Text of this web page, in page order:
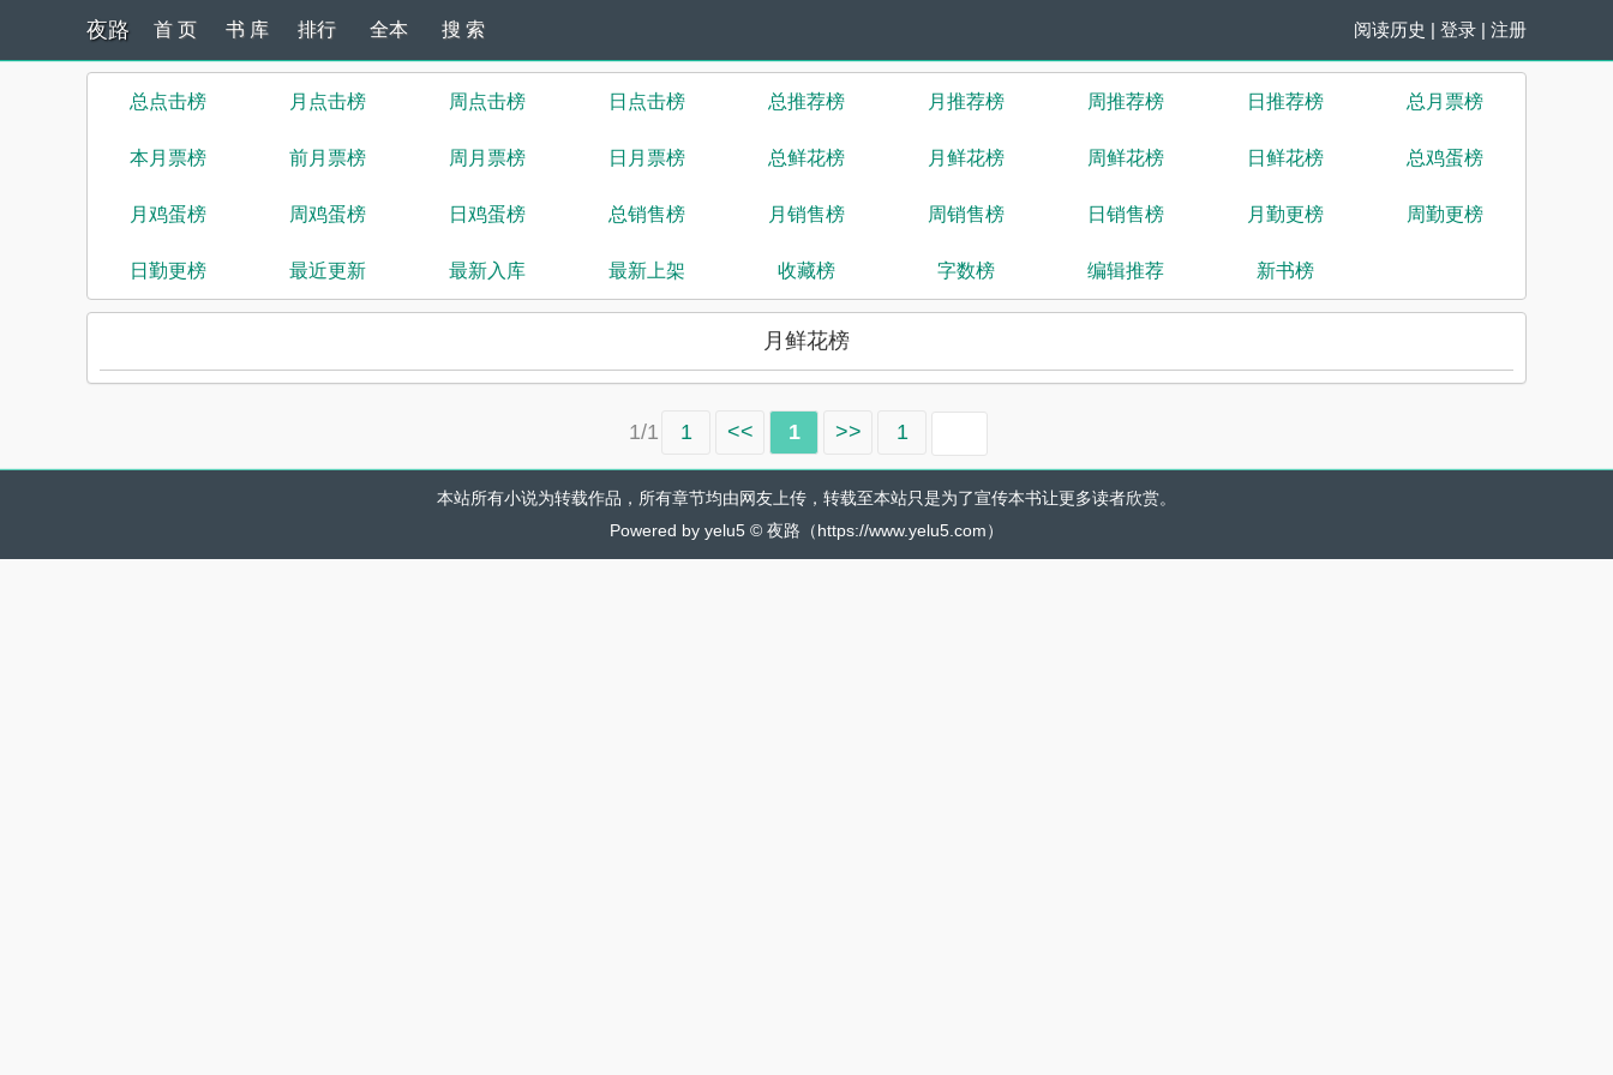
夜路 阅读历史 | 登录 | 注册
首 页 书 库 排行 全本 搜 索
总点击榜 月点击榜 周点击榜 日点击榜 总推荐榜 月推荐榜 周推荐榜 日推荐榜 总月票榜
本月票榜 前月票榜 周月票榜 日月票榜 总鲜花榜 月鲜花榜 周鲜花榜 日鲜花榜 总鸡蛋榜
月鸡蛋榜 周鸡蛋榜 日鸡蛋榜 总销售榜 月销售榜 周销售榜 日销售榜 月勤更榜 周勤更榜
日勤更榜 最近更新 最新入库 最新上架 收藏榜 字数榜 编辑推荐 新书榜
月鲜花榜
1/1 1 << 1 >> 1
本站所有小说为转载作品，所有章节均由网友上传，转载至本站只是为了宣传本书让更多读者欣赏。
Powered by yelu5 © 夜路（https://www.yelu5.com）